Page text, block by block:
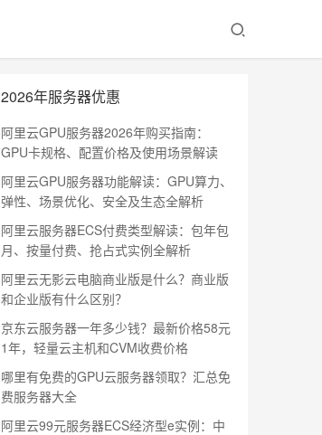
2026年服务器优惠
阿里云GPU服务器2026年购买指南：
GPU卡规格、配置价格及使用场景解读
阿里云GPU服务器功能解读：GPU算力、
弹性、场景优化、安全及生态全解析
阿里云服务器ECS付费类型解读：包年包
月、按量付费、抢占式实例全解析
阿里云无影云电脑商业版是什么？商业版
和企业版有什么区别？
京东云服务器一年多少钱？最新价格58元
1年，轻量云主机和CVM收费价格
哪里有免费的GPU云服务器领取？汇总免
费服务器大全
阿里云99元服务器ECS经济型e实例：中